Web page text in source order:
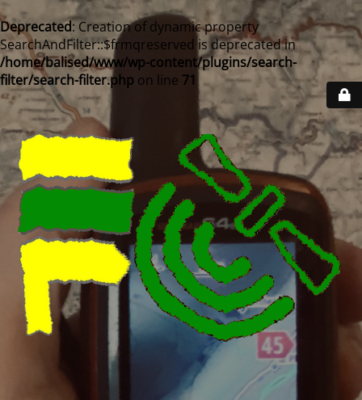
Deprecated: Creation of dynamic property
SearchAndFilter::$frmqreserved is deprecated in
/home/balised/www/wp-content/plugins/search-
filter/search-filter.php on line 71